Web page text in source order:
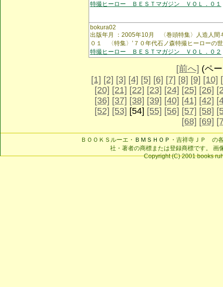
特撮ヒーロー ＢＥＳＴマガジン ＶＯＬ．０１
bokura02
出版年月 ：2005年10月 〈巻頭特集〉人造人間
０１ 〈特集〉’７０年代石ノ森特撮ヒーローの
特撮ヒーロー ＢＥＳＴマガジン ＶＯＬ．０２
[前へ] (ペ
[1] [2] [3] [4] [5] [6] [7] [8] [9] [10]
[20] [21] [22] [23] [24] [25] [26]
[36] [37] [38] [39] [40] [41] [42]
[52] [53] [54] [55] [56] [57] [58]
[68] [69]
ＢＯＯＫＳルーエ・ ＢＭＳＨＯＰ ・吉祥寺ＪＰ の
社・著者の商標または登録商標です。 画
Copyright (C) 2001 books